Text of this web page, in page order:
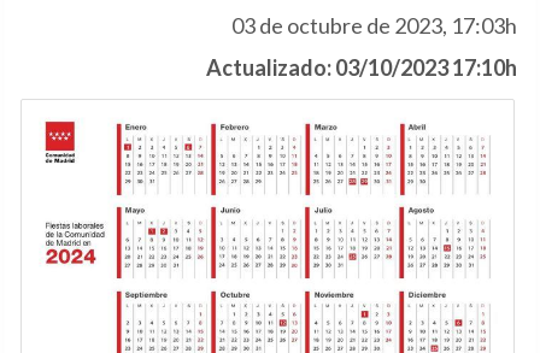
03 de octubre de 2023, 17:03h
Actualizado: 03/10/2023 17:10h